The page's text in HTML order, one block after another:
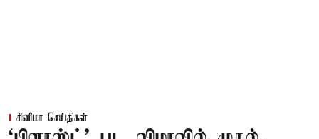
சினிமா செய்திகள்